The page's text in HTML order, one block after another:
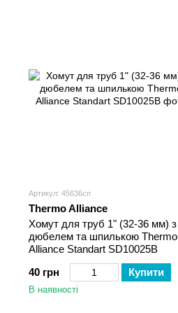
Артикул: 45636сп
Thermo Alliance
Хомут для труб 1" (32-36 мм) з
дюбелем та шпилькою Thermo
Alliance Standart SD10025B
40 грн
Купити
В наявності